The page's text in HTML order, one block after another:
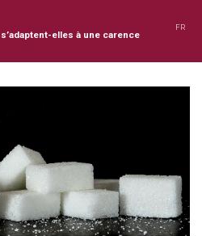
elles à une carence
FR